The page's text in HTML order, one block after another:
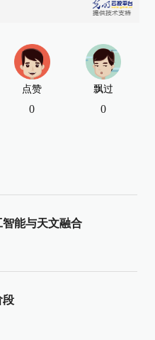
点赞
0
飘过
0
能与天文融合
段